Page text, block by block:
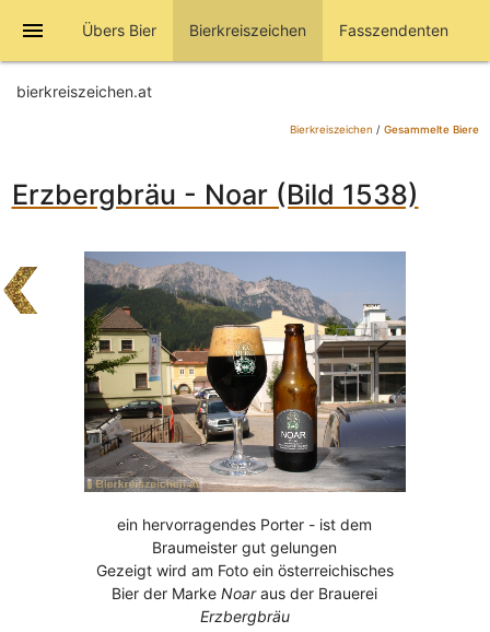
menu Übers Bier Bierkreiszeichen Fasszendenten
bierkreiszeichen.at
Bierkreiszeichen / Gesammelte Biere
Erzbergbräu - Noar (Bild 1538)
ein hervorragendes Porter - ist dem
Braumeister gut gelungen
Gezeigt wird am Foto ein österreichisches
Bier der MarkeNoaraus der Brauerei
Erzbergbräu